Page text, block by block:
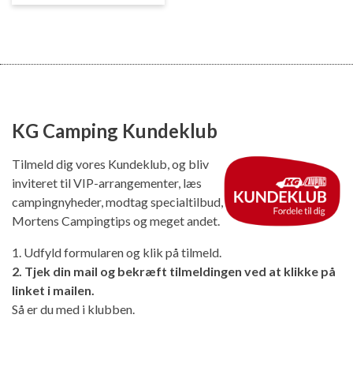
KG Camping Kundeklub
Tilmeld dig vores Kundeklub, og bliv
inviteret til VIP-arrangementer, læs
campingnyheder, modtag specialtilbud,
Mortens Campingtips og meget andet.
1. Udfyld formularen og klik på tilmeld.
2. Tjek din mail og bekræft tilmeldingen ved at klikke på
linket i mailen.
Så er du med i klubben.